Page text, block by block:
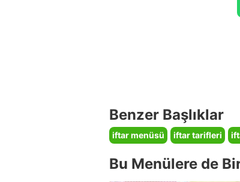
Benzer Başlıklar
iftar menüsü iftar tarifleri
Bu Menülere de